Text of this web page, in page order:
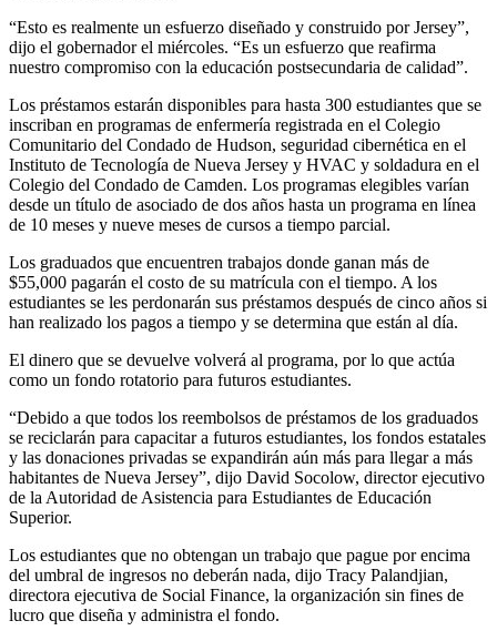
“Esto es realmente un esfuerzo diseñado y construido por Jersey”,
dijo el gobernador el miércoles. “Es un esfuerzo que reafirma
nuestro compromiso con la educación postsecundaria de calidad”.
Los préstamos estarán disponibles para hasta 300 estudiantes que se
inscriban en programas de enfermería registrada en el Colegio
Comunitario del Condado de Hudson, seguridad cibernética en el
Instituto de Tecnología de Nueva Jersey y HVAC y soldadura en el
Colegio del Condado de Camden. Los programas elegibles varían
desde un título de asociado de dos años hasta un programa en línea
de 10 meses y nueve meses de cursos a tiempo parcial.
Los graduados que encuentren trabajos donde ganan más de
$55,000 pagarán el costo de su matrícula con el tiempo. A los
estudiantes se les perdonarán sus préstamos después de cinco años si
han realizado los pagos a tiempo y se determina que están al día.
El dinero que se devuelve volverá al programa, por lo que actúa
como un fondo rotatorio para futuros estudiantes.
“Debido a que todos los reembolsos de préstamos de los graduados
se reciclarán para capacitar a futuros estudiantes, los fondos estatales
y las donaciones privadas se expandirán aún más para llegar a más
habitantes de Nueva Jersey”, dijo David Socolow, director ejecutivo
de la Autoridad de Asistencia para Estudiantes de Educación
Superior.
Los estudiantes que no obtengan un trabajo que pague por encima
del umbral de ingresos no deberán nada, dijo Tracy Palandjian,
directora ejecutiva de Social Finance, la organización sin fines de
lucro que diseña y administra el fondo.